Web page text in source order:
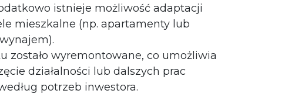
istnieje możliwość adaptacji
mieszkalne (np. apartamenty lub
zostało wyremontowane, co umożliwia
działalności lub dalszych prac
potrzeb inwestora.